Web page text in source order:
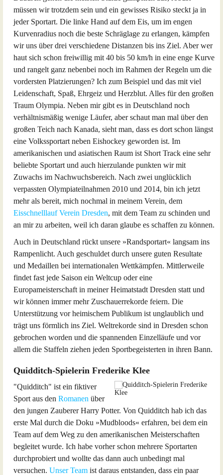
müssen wir trotzdem sein und ein gewisses Risiko steckt ja in
jeder Sportart. Die linke Hand auf dem Eis, um im engen
Kurvenradius noch die beste Schräglage zu erlangen, kämpfen
wir uns über drei verschiedene Distanzen bis ins Ziel. Aber wer
haut sich schon freiwillig mit 40 bis 50 km/h in eine enge Kurve
und rangelt ganz nebenbei noch im Rahmen der Regeln um die
vordersten Platzierungen? Ich zum Beispiel und das mit viel
Leidenschaft, Spaß, Ehrgeiz und Herzblut. Alles für den großen
Traum Olympia. Neben mir gibt es in Deutschland noch
verhältnismäßig wenige Läufer, aber schaut man mal über den
großen Teich nach Kanada, sieht man, dass es dort schon längst
eine Volkssportart neben Eishockey geworden ist. Im
amerikanischen und asiatischen Raum ist Short Track eine sehr
beliebte Sportart und auch hierzulande punkten wir mit
Zuwachs im Nachwuchsbereich. Nach zwei unglücklich
verpassten Olympiateilnahmen 2010 und 2014, bin ich jetzt
mehr als bereit, mich nochmal in meinem Verein, dem
Eisschnelllauf Verein Dresden, mit dem Team zu schinden und
an mir zu arbeiten, weil ich daran glaube es schaffen zu können.
Auch in Deutschland rückt unsere »Randsportart« langsam ins
Rampenlicht. Auch geschuldet durch unsere guten Resultate
und Medaillen bei internationalen Wettkämpfen. Mittlerweile
findet fast jede Saison ein Weltcup oder eine
Europameisterschaft in meiner Heimatstadt Dresden statt und
wir können immer mehr Zuschauerrekorde feiern. Die
Unterstützung vor heimischem Publikum ist unglaublich und
trägt uns förmlich ins Ziel. Weltrekorde sind in Dresden schon
gebrochen worden und die spannenden Einzelläufe und vor
allem die Staffeln ziehen jeden Sportbegeisterten in ihren Bann.
Quidditch-Spielerin Frederike Klee
"Quidditch" ist ein fiktiver
Sport aus den Romanen über
den jungen Zauberer Harry Potter. Von Quidditch hab ich das
erste Mal durch die Doku »Mudbloods« erfahren, bei dem ein
Team auf dem Weg zu den amerikanischen Meisterschaften
begleitet wurde. Ich habe vorher schon mehrere Sportarten
durchprobiert und wollte das dann auch unbedingt mal
versuchen. Unser Team ist daraus entstanden, dass ein paar